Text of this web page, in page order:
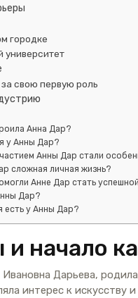
городке
университет
свою первую роль
Анна Дар?
у Анны Дар?
Анны Дар стали
сложная личная жизнь?
Анне Дар стать
Дар?
есть у Анны Дар?
и начало
Дарьева,
интерес к искусству